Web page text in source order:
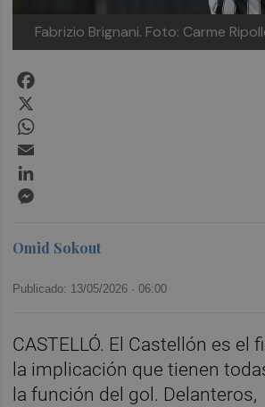
Fabrizio Brignani. Foto: Carme
Omid Sokout
Publicado: 13/05/2026 ·06:00
CASTELLÓ. El Castellón es el
la implicación que tienen
la función del gol. Delanteros,